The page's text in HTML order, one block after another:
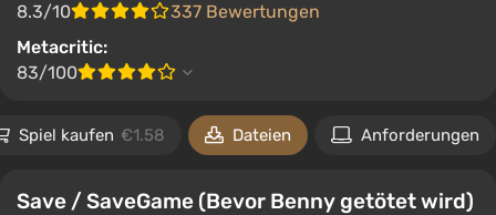
8.3/10
337 Bewertungen
Metacritic:
83/100
Spiel kaufen €1.58 Dateien Anforderungen
Save / SaveGame (Bevor Benny getötet wird)